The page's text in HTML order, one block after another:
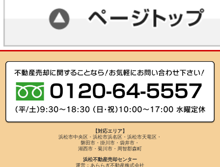
【対応エリア】
浜松市中央区・浜松市浜名区・浜松市天竜区・
磐田市・掛川市・袋井市・
湖西市・菊川市・周智郡森町
浜松不動産売却センター
運営：あららぎ不動産株式会社